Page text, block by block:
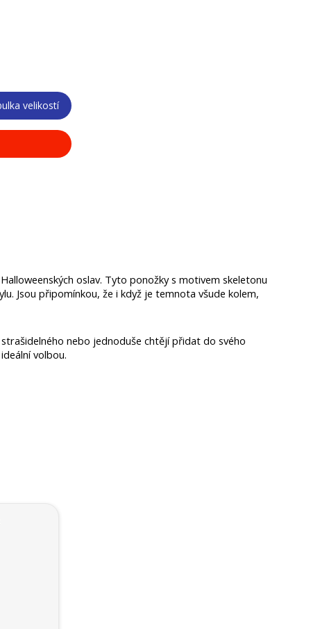
velikostí
oslav. Tyto ponožky s motivem skeletonu
Jsou připomínkou, že i když je temnota všude kolem,
nebo jednoduše chtějí přidat do svého
volbou.